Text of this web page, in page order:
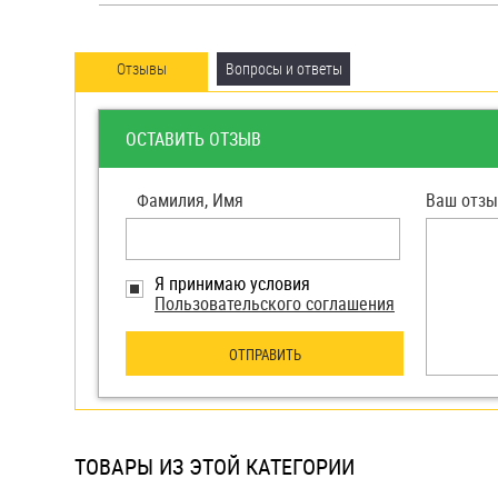
Пробки
Саморезы и шурупы
Такелаж
Хомуты
Шплинты
Штифты и пальцы
Отзывы Вопросы и ответы
ОСТАВИТЬ ОТЗЫВ
Фамилия, Имя
Я принимаю условия
Пользовательского соглашения
ОТПРАВИТЬ
Ваш
ТОВАРЫ ИЗ ЭТОЙ КАТЕГОРИИ